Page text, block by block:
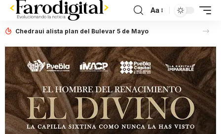
Aa
Chedraui alista plan del Bulevar 5 de Mayo